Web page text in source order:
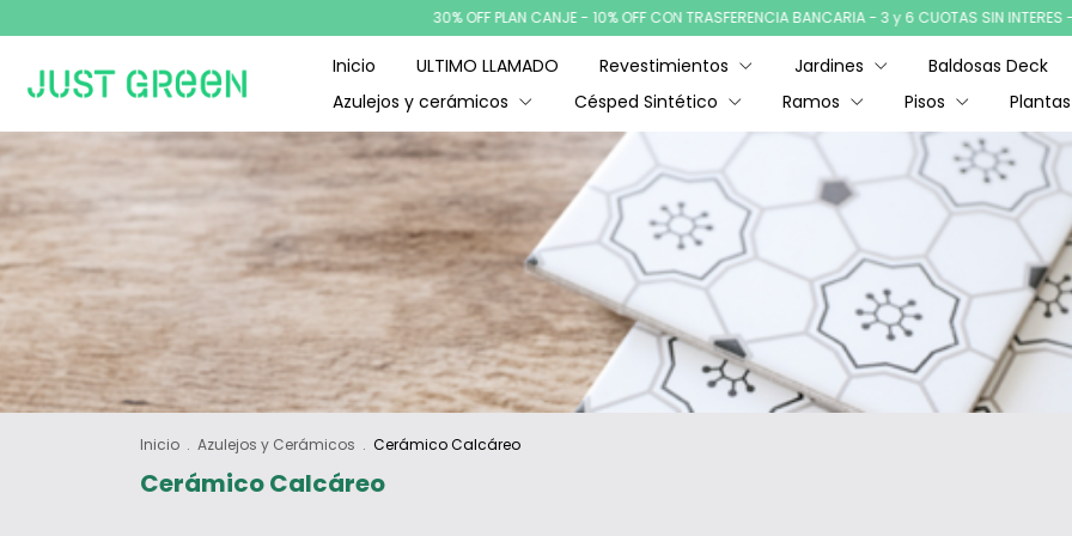
30% OFF PLAN CANJE - 10% OFF CON TRASFERENCIA BANCARIA - 3 y 6 CUOTAS SIN INTERES -
Inicio ULTIMO LLAMADO Revestimientos Jardines Baldosas Deck
Azulejos y cerámicos
Césped Sintético Ramos Pisos Plantas
Inicio . Azulejos y Cerámicos . Cerámico Calcáreo
Cerámico Calcáreo